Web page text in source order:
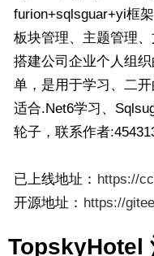
furion+sqlsguar+yi框
板块管理、主题管理
搭建公司企业个人组
单，是用于学习、二
适合.Net6学习、
轮子，联系作者
已上线地址： https://
开源地址： https://
TopskyHotel